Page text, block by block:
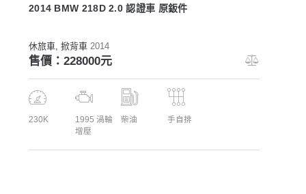
2014 BMW 218D 2.0 認證車 原鈑件
休旅車, 掀背車 2014
售價：228000元
230K
1995 渦輪
增壓
柴油 手自排